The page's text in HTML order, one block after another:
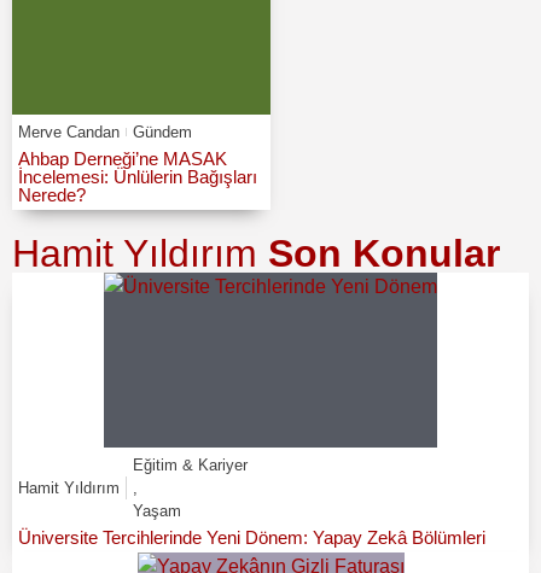
Merve Candan Gündem
Ahbap Derneği’ne MASAK
İncelemesi: Ünlülerin Bağışları
Nerede?
Hamit Yıldırım Son Konular
Hamit Yıldırım
Eğitim & Kariyer
,
Yaşam
Üniversite Tercihlerinde Yeni Dönem: Yapay Zekâ Bölümleri